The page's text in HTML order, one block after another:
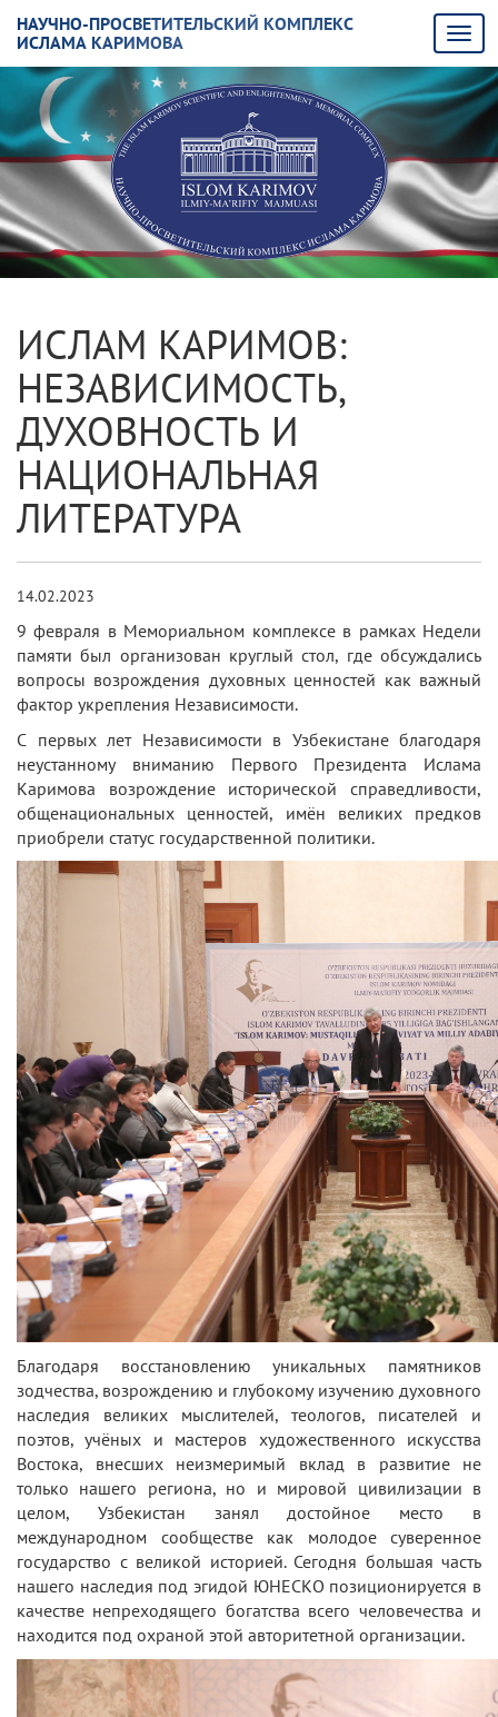
НАУЧНО-ПРОСВЕТИТЕЛЬСКИЙ КОМПЛЕКС
ИСЛАМА КАРИМОВА
ИСЛАМ КАРИМОВ:
НЕЗАВИСИМОСТЬ,
ДУХОВНОСТЬ И
НАЦИОНАЛЬНАЯ
ЛИТЕРАТУРА
14.02.2023
9 февраля в Мемориальном комплексе в рамках Недели
памяти был организован круглый стол, где обсуждались
вопросы возрождения духовных ценностей как важный
фактор укрепления Независимости.
С первых лет Независимости в Узбекистане благодаря
неустанному вниманию Первого Президента Ислама
Каримова возрождение исторической справедливости,
общенациональных ценностей, имён великих предков
приобрели статус государственной политики.
Благодаря восстановлению уникальных памятников
зодчества, возрождению и глубокому изучению духовного
наследия великих мыслителей, теологов, писателей и
поэтов, учёных и мастеров художественного искусства
Востока, внесших неизмеримый вклад в развитие не
только нашего региона, но и мировой цивилизации в
целом, Узбекистан занял достойное место в
международном сообществе как молодое суверенное
государство с великой историей. Сегодня большая часть
нашего наследия под эгидой ЮНЕСКО позиционируется в
качестве непреходящего богатства всего человечества и
находится под охраной этой авторитетной организации.